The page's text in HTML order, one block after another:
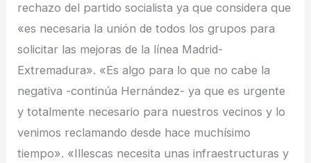
rechazo del partido socialista ya que considera que
«es necesaria la unión de todos los grupos para
solicitar las mejoras de la línea Madrid-
Extremadura». «Es algo para lo que no cabe la
negativa -continúa Hernández- ya que es urgente
y totalmente necesario para nuestros vecinos y lo
venimos reclamando desde hace muchísimo
tiempo». «Illescas necesita unas infraestructuras y